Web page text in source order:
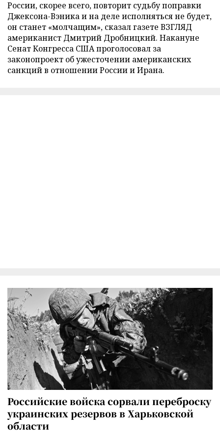
России, скорее всего, повторит судьбу поправки
Джексона-Вэника и на деле исполняться не будет,
он станет «молчащим», сказал газете ВЗГЛЯД
американист Дмитрий Дробницкий. Накануне
Сенат Конгресса США проголосовал за
законопроект об ужесточении американских
санкций в отношении России и Ирана.
Российские войска сорвали переброску
украинских резервов в Харьковской
области